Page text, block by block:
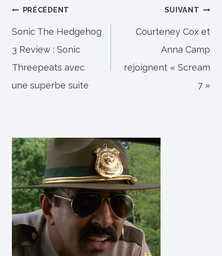
Navigation
de
l’article
PRÉCÉDENT
Sonic The Hedgehog
3 Review : Sonic
Threepeats avec
une superbe suite
SUIVANT
Courteney Cox et
Anna Camp
rejoignent « Scream
7 »